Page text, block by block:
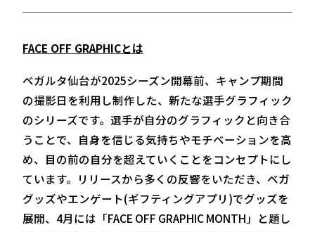
FACE OFF GRAPHICとは
ベガルタ仙台が2025シーズン開幕前、キャンプ期間
の撮影日を利用し制作した、新たな選手グラフィック
のシリーズです。選手が自分のグラフィックと向き合
うことで、自身を信じる気持ちやモチベーションを高
め、目の前の自分を超えていくことをコンセプトにし
ています。リリースから多くの反響をいただき、ベガ
グッズやエンゲート(ギフティングアプリ)でグッズを
展開、4月には「FACE OFF GRAPHIC MONTH」と題し